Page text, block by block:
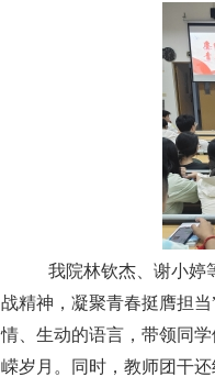
我院林钦杰、谢小婷
战精神，凝聚青春挺膺担
情、生动的语言，带领同
嵘岁月。同时，教师团干